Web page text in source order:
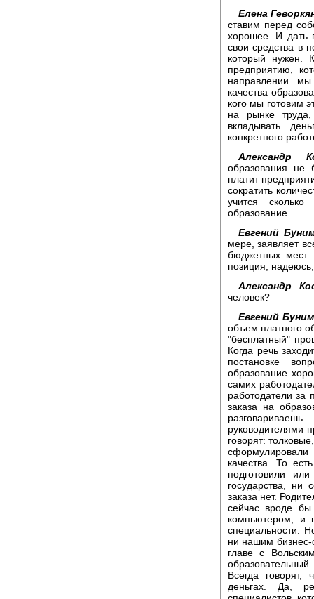
Елена
ставим перед
хорошее. И дать
свои средства в
который нужен.
предприятию,
направлении
качества
кого мы готовим
на рынке
вкладывать
конкретного
Александр
образования не
платит
сократить
учится
образование.
Евгений
мере, заявляет
бюджетных
позиция,
Александр
человек?
Евгений
объем платного
"бесплатный"
Когда речь
постановке
образование
самих
работодатели за
заказа на
руководителями
говорят:
качества. То
подготовили
государства, ни
заказа нет.
сейчас вроде
компьютером, и
специальности.
ни нашим бизнес-
главе с
Всегда
деньгах. Да,